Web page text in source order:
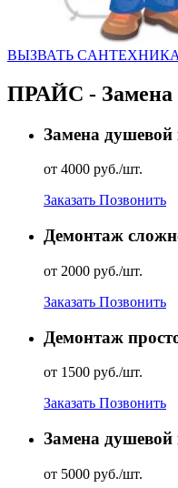
ВЫЗВАТЬ CАНТЕХНИКА
ПРАЙС - Замена
Замена душевой
от 4000 руб./шт.
Заказать Позвонить
Демонтаж
от 2000 руб./шт.
Заказать Позвонить
Демонтаж
от 1500 руб./шт.
Заказать Позвонить
Замена душевой
от 5000 руб./шт.